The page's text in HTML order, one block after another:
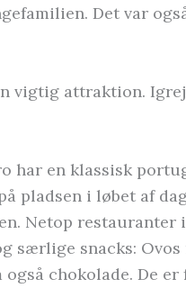
Det var
vigtig attraktion.
har en klassisk
pladsen i løbet af
Netop restauranter
særlige snacks: Ovos
chokolade. De er